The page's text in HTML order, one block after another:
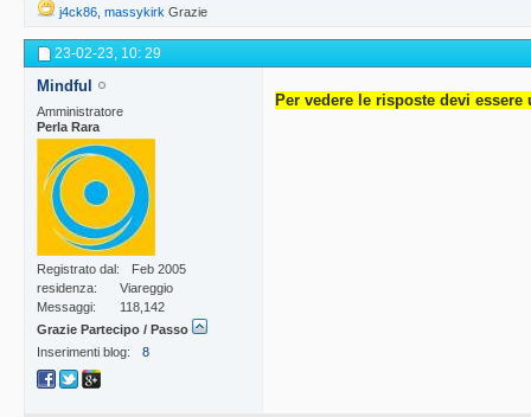
j4ck86 massykirk Grazie
23-02-23, 10: 29
Mindful
Amministratore
Perla Rara
Registrato dal
Feb 2005
residenza
Viareggio
Messaggi
118,142
Grazie Partecipo / Passo
Inserimenti blog
8
Per vedere le risposte devi